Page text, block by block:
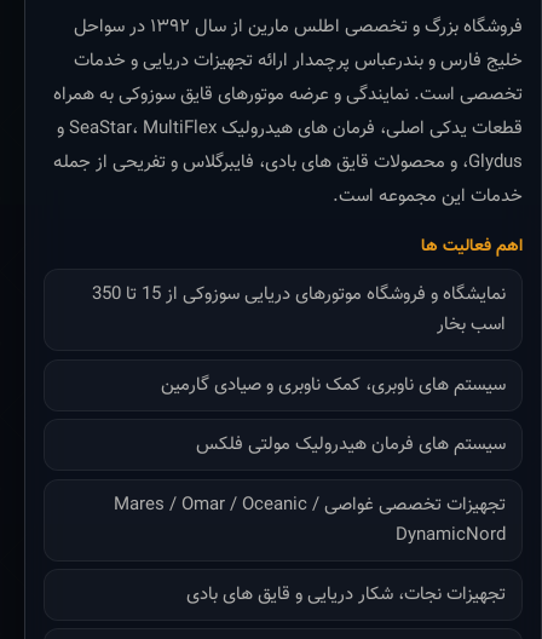
فروشگاه بزرگ و تخصصی اطلس مارین از سال ۱۳۹۲ در سواحل
خلیج فارس و بندرعباس پرچمدار ارائه تجهیزات دریایی و خدمات
تخصصی است. نمایندگی و عرضه موتورهای قایق سوزوکی به همراه
قطعات یدکی اصلی، فرمان های هیدرولیک SeaStar، MultiFlex و
Glydus، و محصولات قایق های بادی، فایبرگلاس و تفریحی از جمله
خدمات این مجموعه است.
اهم فعالیت ها
نمایشگاه و فروشگاه موتورهای دریایی سوزوکی از 15 تا 350
اسب بخار
سیستم های ناوبری، کمک ناوبری و صیادی گارمین
سیستم های فرمان هیدرولیک مولتی فلکس
تجهیزات تخصصی غواصی Mares / Omar / Oceanic /
DynamicNord
تجهیزات نجات، شکار دریایی و قایق های بادی